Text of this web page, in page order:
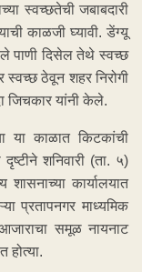
स्वच्छतेची जबाबदारी
काळजी घ्यावी. डेंग्यू
पाणी दिसेल तेथे स्वच्छ
स्वच्छ ठेवून शहर निरोगी
जिचकार यांनी केले.
या काळात किटकांची
शनिवारी (ता. ५)
कार्यालयात
प्रतापनगर माध्यमिक
समूळ नायनाट
होत्या.